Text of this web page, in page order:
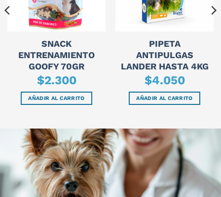
SNACK
ENTRENAMIENTO
GOOFY 70GR
$2.300
AÑADIR AL CARRITO
PIPETA
ANTIPULGAS
LANDER HASTA 4KG
$4.050
AÑADIR AL CARRITO